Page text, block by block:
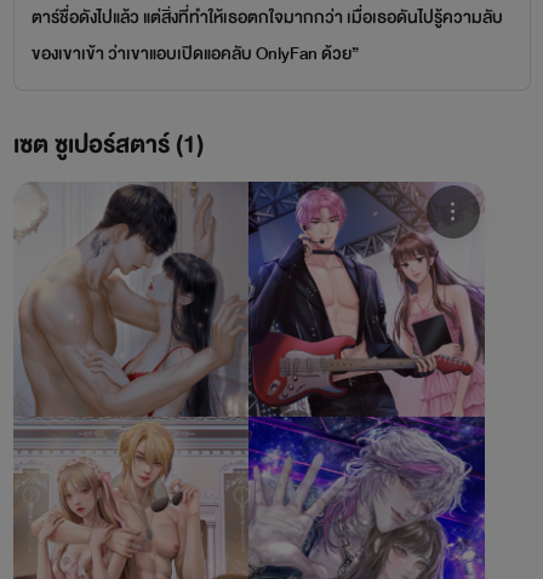
ตาร์ชื่อดังไปแล้ว แต่สิ่งที่ทำให้เธอตกใจมากกว่า เมื่อเธอดันไปรู้ความลับ
ของเขาเข้า ว่าเขาแอบเปิดแอคลับ OnlyFan ด้วย”
เซต ซูเปอร์สตาร์ (1)